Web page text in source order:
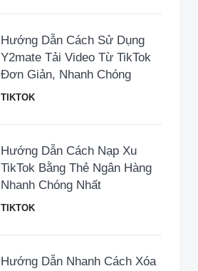
Hướng Dẫn Cách Sử Dụng
Y2mate Tải Video Từ TikTok
Đơn Giản, Nhanh Chóng
TIKTOK
Hướng Dẫn Cách Nạp Xu
TikTok Bằng Thẻ Ngân Hàng
Nhanh Chóng Nhất
TIKTOK
Hướng Dẫn Nhanh Cách Xóa